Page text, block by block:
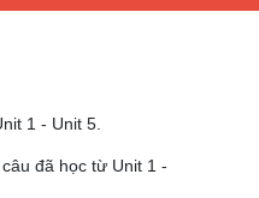
1 - Unit 5.
đã học từ Unit 1 -